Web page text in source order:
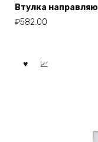
Втулка
₽582.00